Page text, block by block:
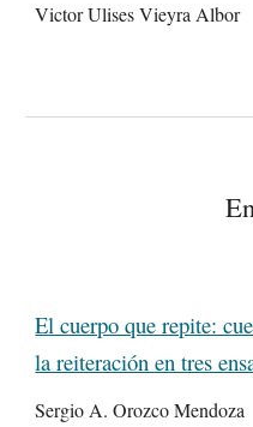
Victor Ulises Vieyra Albor
El cuerpo que repite:
la reiteración en tres
Sergio A. Orozco Mendoza